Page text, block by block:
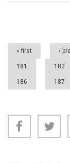
Pages
« first ‹
181 182
186 187